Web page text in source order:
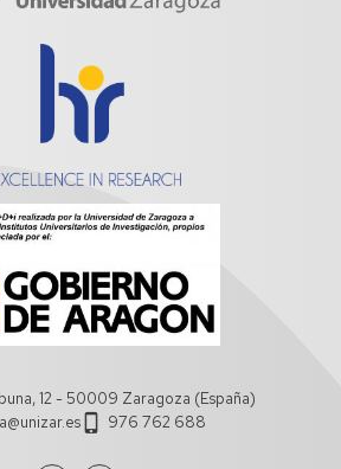
12 - 50009 Zaragoza (España)
976 762 688